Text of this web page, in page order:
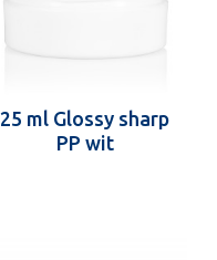
25 ml Glossy sharp
PP wit